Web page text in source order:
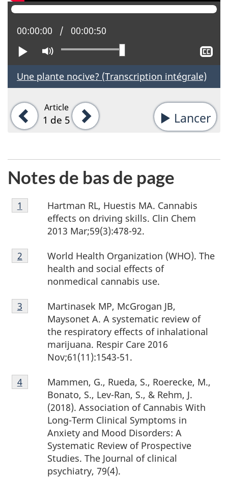
Précédent
Article
1 de 5
Suivant
Lancer
Lire
Activer
le
mode
muet
Position actuelle :
00:00:00 Temps total :
00:00:50
le
Une plante nocive? (Transcription intégrale)
Notes de bas de page
Note
de
page
1
Hartman RL, Huestis MA. Cannabis
effects on driving skills. Clin Chem
2013 Mar;59(3):478-92.
Retour à la référence de la note de bas de page
1
Note
de
page
2
World Health Organization (WHO). The
health and social effects of
nonmedical cannabis use.
Retour à laréférence de la note de bas de page
2
Note
de
Martinasek MP, McGrogan JB,
Maysonet A. A systematic review of
the respiratory effects of inhalational
marijuana. Respir Care 2016
Nov;61(11):1543-51.
Retour à la référence de la note de bas de page
3
Note
de
Mammen, G., Rueda, S., Roerecke, M.,
Bonato, S., Lev-Ran, S., & Rehm, J.
(2018). Association of Cannabis With
Long-Term Clinical Symptoms in
Anxiety and Mood Disorders: A
Systematic Review of Prospective
Studies. The Journal of clinical
psychiatry, 79(4).
Retour à laréférence de la note de bas de page
4